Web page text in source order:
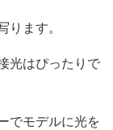
ります。
光はぴったりで
でモデルに光を